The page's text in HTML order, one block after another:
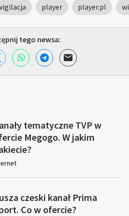
player player.pl
tego newsa:
tematyczne TVP w
Megogo. W jakim
czeski kanał Prima
Co w ofercie?